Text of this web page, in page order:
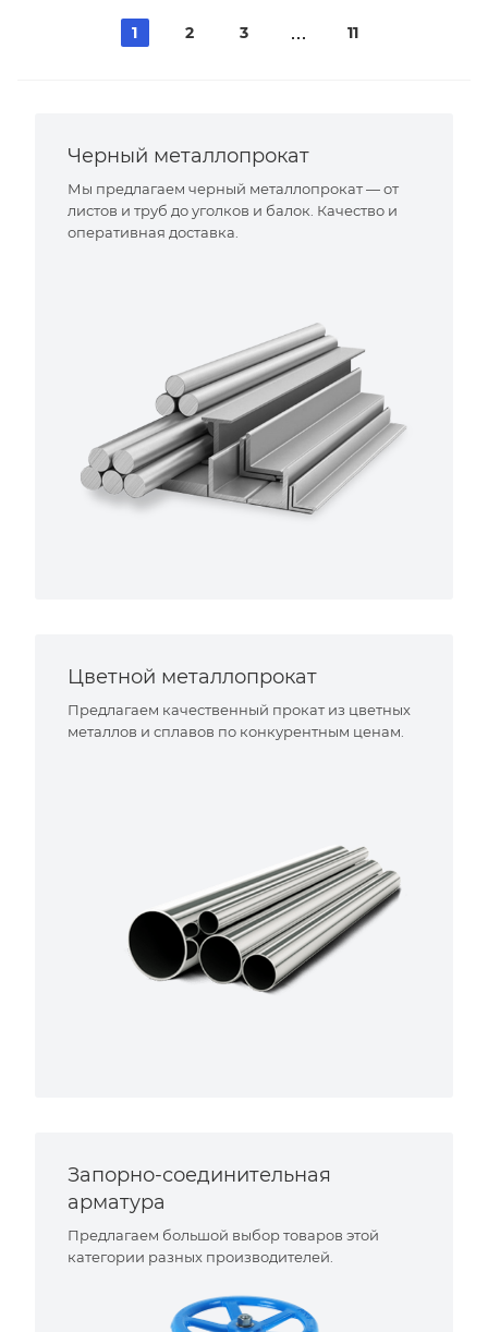
1 2 3 11
Черный металлопрокат
Мы предлагаем черный металлопрокат — от
листов и труб до уголков и балок. Качество и
оперативная доставка.
Цветной металлопрокат
Предлагаем качественный прокат из цветных
металлов и сплавов по конкурентным ценам.
Запорно-соединительная
арматура
Предлагаем большой выбор товаров этой
категории разных производителей.